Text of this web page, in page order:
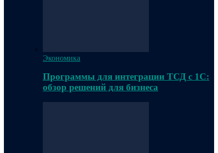
Экономика
Программы для интеграции ТСД с 1С:
обзор решений для бизнеса